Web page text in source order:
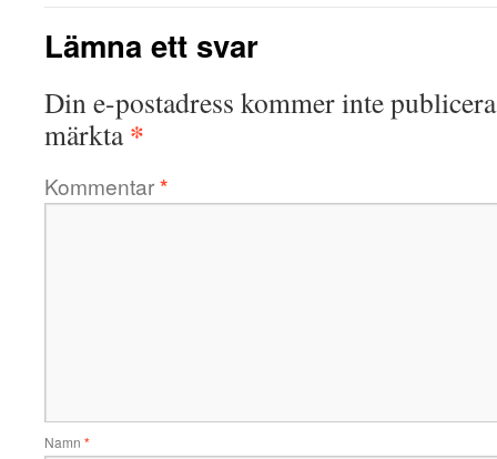
Lämna ett svar
Din e-postadress kommer inte
märkta*
Kommentar*
Namn *